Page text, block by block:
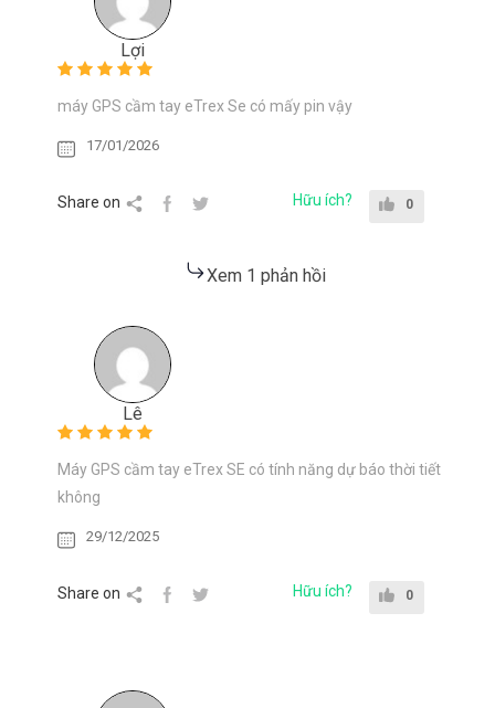
Lợi
máy GPS cầm tay eTrex Se có mấy pin vậy
17/01/2026
Share on Hữu ích? 0
Xem 1 phản hồi
Lê
Máy GPS cầm tay eTrex SE có tính năng dự báo thời tiết
không
29/12/2025
Share on Hữu ích? 0